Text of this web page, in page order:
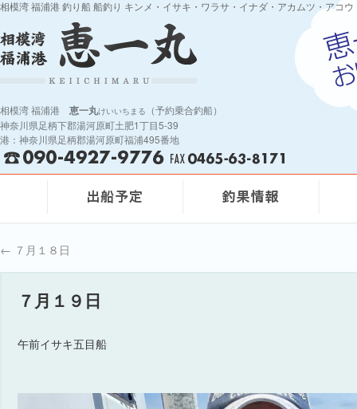
相模湾 福浦港 釣り船 船釣り キンメ・イサキ・ワラサ・イナダ・アカムツ・アコ
相模湾 福浦港 恵一丸けいいちまる
（予約乗合釣船）
神奈川県足柄下郡湯河原町土肥1丁目5-39
港：神奈川県足柄郡湯河原町福浦495番地
← ７月１８日
７月１９日
午前イサキ五目船